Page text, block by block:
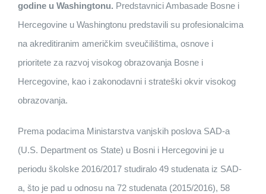
godine u Washingtonu. Predstavnici Ambasade Bosne i
Hercegovine u Washingtonu predstavili su profesionalcima
na akreditiranim američkim sveučilištima, osnove i
prioritete za razvoj visokog obrazovanja Bosne i
Hercegovine, kao i zakonodavni i strateški okvir visokog
obrazovanja.
Prema podacima Ministarstva vanjskih poslova SAD-a
(U.S. Department os State) u Bosni i Hercegovini je u
periodu školske 2016/2017 studiralo 49 studenata iz SAD-
a, što je pad u odnosu na 72 studenata (2015/2016), 58